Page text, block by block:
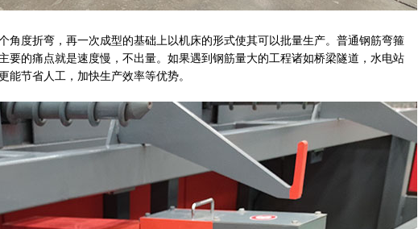
角度折弯，再一次成型的基础上以机床的形式使其可以批量生产。普通钢筋弯箍
要的痛点就是速度慢，不出量。如果遇到钢筋量大的工程诸如桥梁隧道，水电站
能节省人工，加快生产效率等优势。